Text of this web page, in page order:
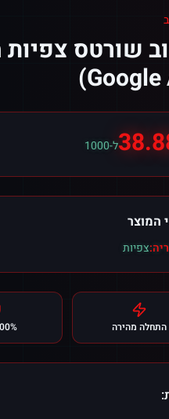
שורטס
Google
ל-1000
המוצר
צפיות
התחלה מהירה 100%